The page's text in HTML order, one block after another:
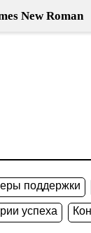
New Roman
поддержки
успеха